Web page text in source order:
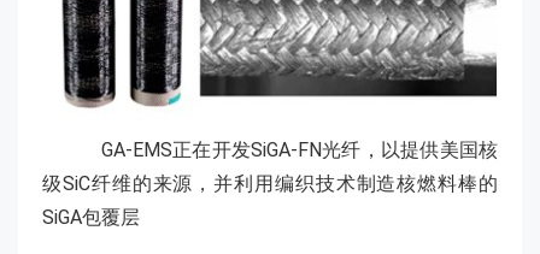
GA-EMS正在开发SiGA-FN光纤，以提供美国核
级SiC纤维的来源，并利用编织技术制造核燃料棒的
SiGA包覆层